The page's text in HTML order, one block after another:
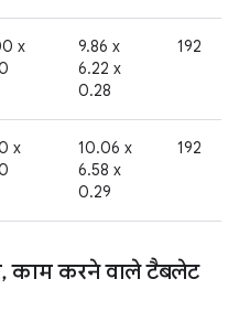
x
9.86 x
6.22 x
0.28
192
x
10.06 x
6.58 x
0.29
192
,काम करने वाले टैबलेट